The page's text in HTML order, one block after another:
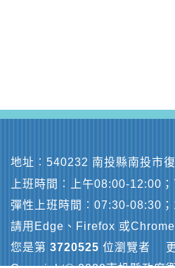
地址︰540232 南投縣南投市
上班時間︰上午08:00-12:00
彈性上班時間︰07:30-08:30
請用Edge、Firefox 或
您是第 3720525 位瀏覽者